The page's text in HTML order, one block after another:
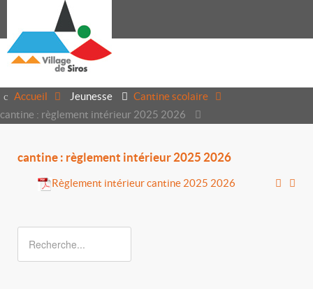
Accueil Jeunesse
Cantine scolaire
cantine : règlement intérieur 2025 2026
cantine : règlement intérieur 2025 2026
Règlement intérieur cantine 2025 2026